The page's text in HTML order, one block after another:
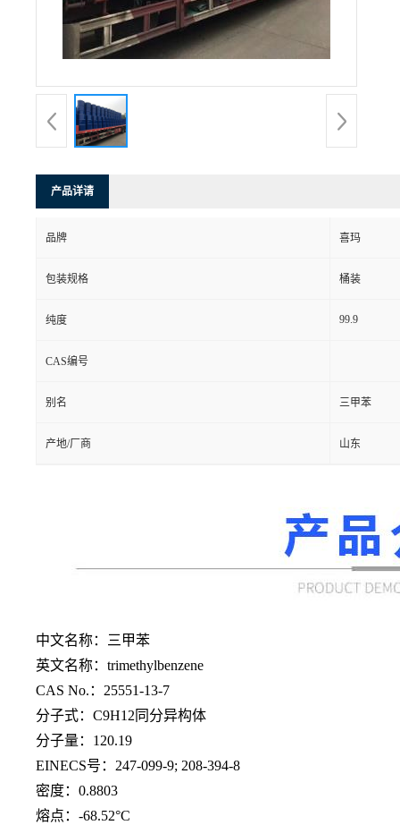
产品详请
品牌 喜玛
包装规格 桶装
纯度 99.9
CAS编号
别名 三甲苯
产地/厂商 山东
中文名称：三甲苯
英文名称： trimethylbenzene
CAS No.：25551-13-7
分子式： C9H12同分异构体
分子量： 120.19
EINECS号：247-099-9; 208-394-8
密度： 0.8803
熔点： -68.52°C